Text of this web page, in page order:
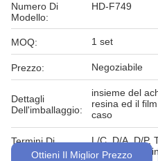
Numero Di
Modello:
HD-F749
MOQ: 1 set
Prezzo: Negoziabile
Dettagli
Dell'imballaggio:
insieme del
resina ed il
caso
Termini Di
Pagamento:
L/C, D/A, D/P,
MoneyGram,
Ottieni Il Miglior Prezzo